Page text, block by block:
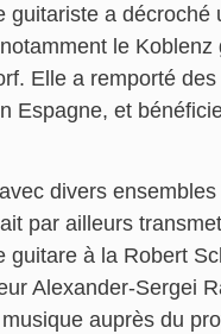
guitariste a
le
Elle a remporté
Espagne, et
divers
par ailleurs
guitare à la Robert
Alexander-Sergei
auprès du